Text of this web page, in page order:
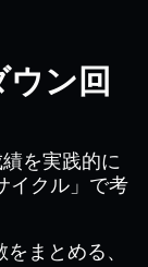
ン回
を実践的に
イクル」で考
まとめる、